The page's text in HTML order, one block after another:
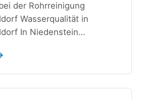
der Rohrreinigung
Wasserqualität in
In Niedenstein…